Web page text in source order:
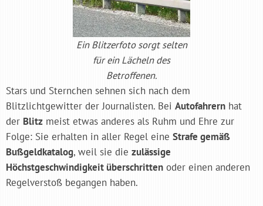
Ein Blitzerfoto sorgt selten
für ein Lächeln des
Betroffenen.
Stars und Sternchen sehnen sich nach dem
Blitzlichtgewitter der Journalisten. Bei Autofahrern hat
der Blitz meist etwas anderes als Ruhm und Ehre zur
Folge: Sie erhalten in aller Regel eine Strafe gemäß
Bußgeldkatalog, weil sie die zulässige
Höchstgeschwindigkeit überschritten oder einen anderen
Regelverstoß begangen haben.